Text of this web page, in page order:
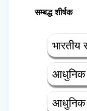
सम्बद्ध शीर्षक
भारतीय
आधुनिक
आधुनिक